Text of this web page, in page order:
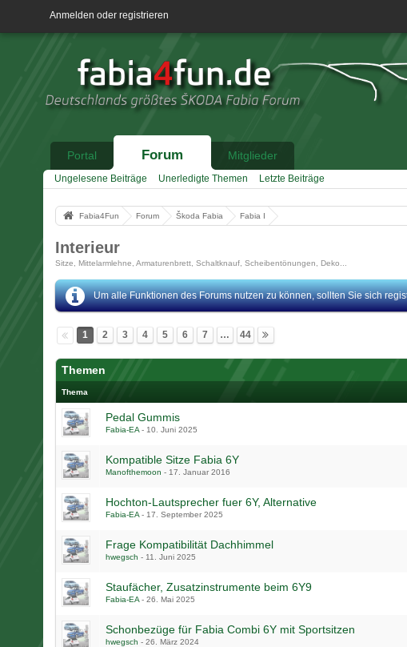
Anmelden oder registrieren
Portal Forum Mitglieder
Ungelesene Beiträge Unerledigte Themen Letzte Beiträge
Fabia4Fun Forum Škoda Fabia Fabia I
Interieur
Sitze, Mittelarmlehne, Armaturenbrett, Schaltknauf, Scheibentönungen, Deko...
Um alle Funktionen des Forums nutzen zu können, sollten Sie sich
1 2 3 4 5 6 7 … 44
Themen
Thema
Pedal Gummis
Fabia-EA- 10. Juni 2025
Kompatible Sitze Fabia 6Y
Manofthemoon - 17. Januar 2016
Hochton-Lautsprecher fuer 6Y, Alternative
Fabia-EA- 17. September 2025
Frage Kompatibilität Dachhimmel
hwegsch - 11. Juni 2025
Staufächer, Zusatzinstrumente beim 6Y9
Fabia-EA- 26. Mai 2025
Schonbezüge für Fabia Combi 6Y mit Sportsitzen
hwegsch - 26. März 2024